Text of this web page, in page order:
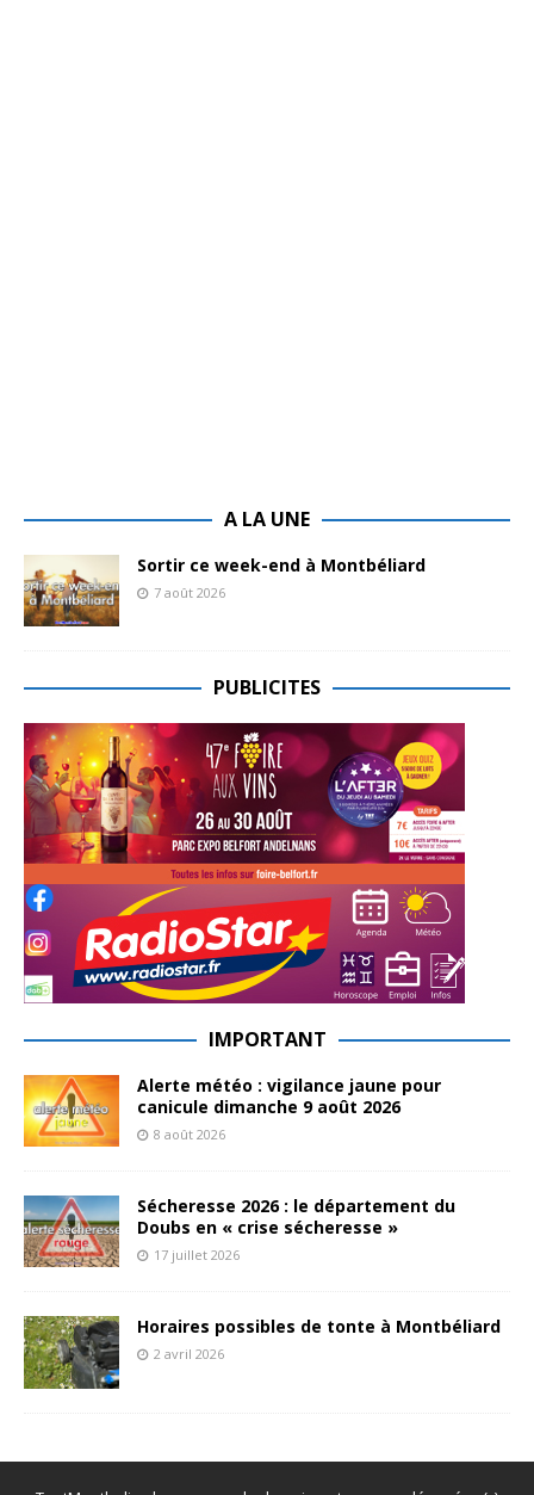
A LA UNE
Sortir ce week-end à Montbéliard
7 août 2026
PUBLICITES
IMPORTANT
Alerte météo : vigilance jaune pour
canicule dimanche 9 août 2026
8 août 2026
Sécheresse 2026 : le département du
Doubs en « crise sécheresse »
17 juillet 2026
Horaires possibles de tonte à Montbéliard
2 avril 2026